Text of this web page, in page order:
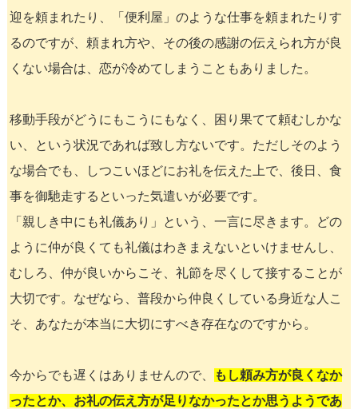
迎を頼まれたり、「便利屋」のような仕事を頼まれたりす
るのですが、頼まれ方や、その後の感謝の伝えられ方が良
くない場合は、恋が冷めてしまうこともありました。
移動手段がどうにもこうにもなく、困り果てて頼むしかな
い、という状況であれば致し方ないです。ただしそのよう
な場合でも、しつこいほどにお礼を伝えた上で、後日、食
事を御馳走するといった気遣いが必要です。
「親しき中にも礼儀あり」という、一言に尽きます。どの
ように仲が良くても礼儀はわきまえないといけませんし、
むしろ、仲が良いからこそ、礼節を尽くして接することが
大切です。なぜなら、普段から仲良くしている身近な人こ
そ、あなたが本当に大切にすべき存在なのですから。
今からでも遅くはありませんので、
もし頼み方が良くなか
ったとか、お礼の伝え方が足りなかったとか思うようであ